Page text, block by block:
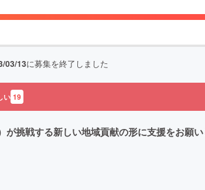
03/13に募集を終了しました
い 19
挑戦する新しい地域貢献の形に支援をお願い